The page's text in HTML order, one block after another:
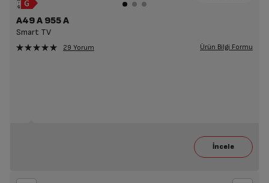
A49 A 955 A
Smart TV
29 Yorum Ürün Bilgi Formu